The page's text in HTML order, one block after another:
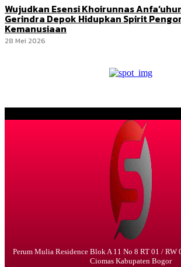
Wujudkan Esensi Khoirunnas
Gerindra Depok Hidupkan Spirit
Kemanusiaan
28 Mei 2026
Perum Mulia Residence Blok A 11 No 8 RT 01 / RW
Ciomas Kabupaten Bogor